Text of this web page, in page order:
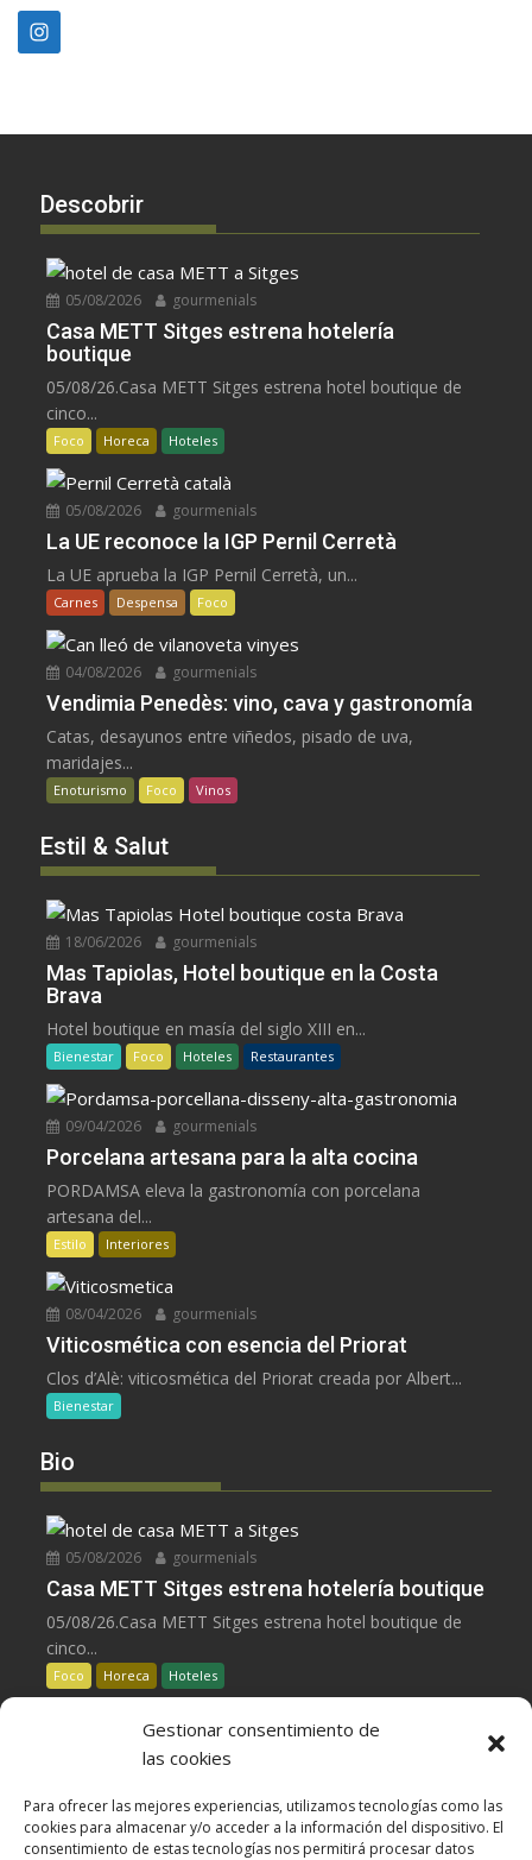
Gestionar consentimiento de
las cookies
Para ofrecer las mejores experiencias, utilizamos tecnologías como las
cookies para almacenar y/o acceder a la información del dispositivo. El
consentimiento de estas tecnologías nos permitirá procesar datos
Descobrir
05/08/2026 gourmenials
Casa METT Sitges estrena hotelería
boutique
05/08/26.Casa METT Sitges estrena hotel boutique de
cinco...
Foco Horeca Hoteles
05/08/2026 gourmenials
La UE reconoce la IGP Pernil Cerretà
La UE aprueba la IGP Pernil Cerretà, un...
Carnes Despensa Foco
04/08/2026 gourmenials
Vendimia Penedès: vino, cava y gastronomía
Catas, desayunos entre viñedos, pisado de uva,
maridajes...
Enoturismo Foco Vinos
Estil & Salut
18/06/2026 gourmenials
Mas Tapiolas, Hotel boutique en la Costa
Brava
Hotel boutique en masía del siglo XIII en...
Bienestar Foco Hoteles Restaurantes
09/04/2026 gourmenials
Porcelana artesana para la alta cocina
PORDAMSA eleva la gastronomía con porcelana
artesana del...
Estilo Interiores
08/04/2026 gourmenials
Viticosmética con esencia del Priorat
Clos d’Alè: viticosmética del Priorat creada por Albert...
Bienestar
Bio
05/08/2026 gourmenials
Casa METT Sitges estrena hotelería boutique
05/08/26.Casa METT Sitges estrena hotel boutique de
cinco...
Foco Horeca Hoteles
La UE aprueba la IGP Pernil Cerretà, un...
Carnes Despensa Foco